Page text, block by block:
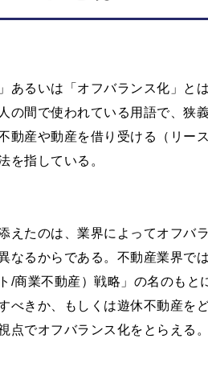
あるいは「オフバランス化」と
の間で使われている用語で、狭
動産や動産を借り受ける（リー
を指している。
えたのは、業界によってオフバ
なるからである。不動産業界で
/商業不動産）戦略」の名のもと
べきか、もしくは遊休不動産を
点でオフバランス化をとらえる。